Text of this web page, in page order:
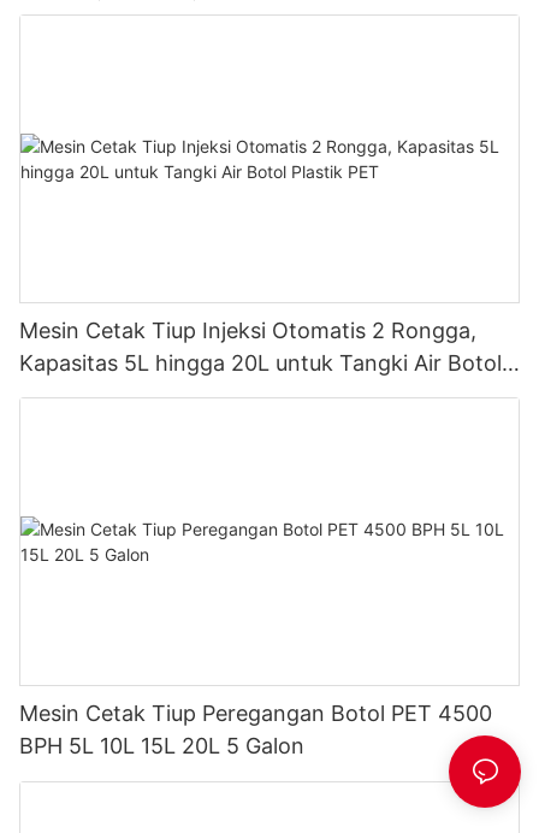
Mesin Cetak Tiup Injeksi Otomatis 2 Rongga,
Kapasitas 5L hingga 20L untuk Tangki Air Botol
Plastik PET
Mesin Cetak Tiup Peregangan Botol PET 4500
BPH 5L 10L 15L 20L 5 Galon